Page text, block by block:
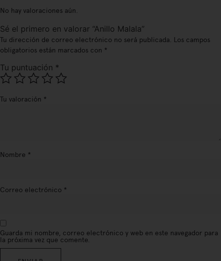
No hay valoraciones aún.
Sé el primero en valorar “Anillo Malala”
Tu dirección de correo electrónico no será publicada. Los campos
obligatorios están marcados con *
Tu puntuación *
Tu valoración *
Nombre *
Correo electrónico *
Guarda mi nombre, correo electrónico y web en este navegador para
la próxima vez que comente.